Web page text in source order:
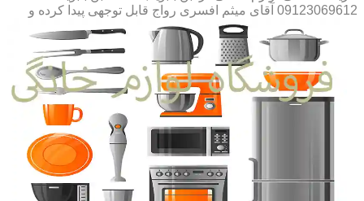
09123069612 آقای میثم افسری
رواج قابل توجهی پیدا کرده و